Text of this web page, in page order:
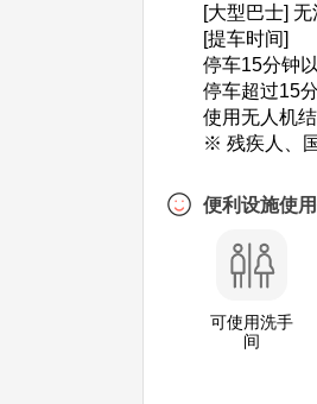
[大型巴士]
[提车时间]
停车15分钟
停车超过15
使用无人机
※ 残疾人、
便利设施使
可使用洗手
间